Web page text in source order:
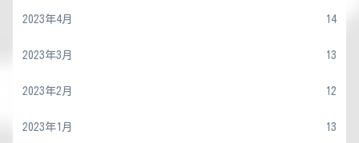
2023年4月 14
2023年3月 13
2023年2月 12
2023年1月 13